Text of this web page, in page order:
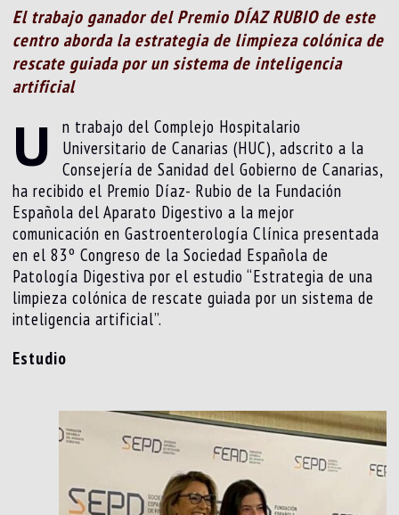
El trabajo ganador del Premio DÍAZ RUBIO de este
centro aborda la estrategia de limpieza colónica de
rescate guiada por un sistema de inteligencia
artificial
U
n trabajo del Complejo Hospitalario
Universitario de Canarias (HUC), adscrito a la
Consejería de Sanidad del Gobierno de Canarias,
ha recibido el Premio Díaz- Rubio de la Fundación
Española del Aparato Digestivo a la mejor
comunicación en Gastroenterología Clínica presentada
en el 83º Congreso de la Sociedad Española de
Patología Digestiva por el estudio “Estrategia de una
limpieza colónica de rescate guiada por un sistema de
inteligencia artificial”.
Estudio